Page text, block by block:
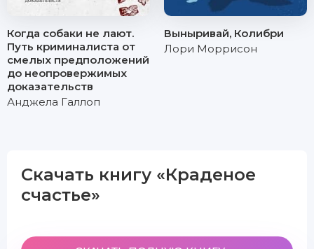
Когда собаки не лают.
Путь криминалиста от
смелых предположений
до неопровержимых
доказательств
Анджела Галлоп
Выныривай, Колибри
Лори Моррисон
Скачать книгу «Краденое
счастье»